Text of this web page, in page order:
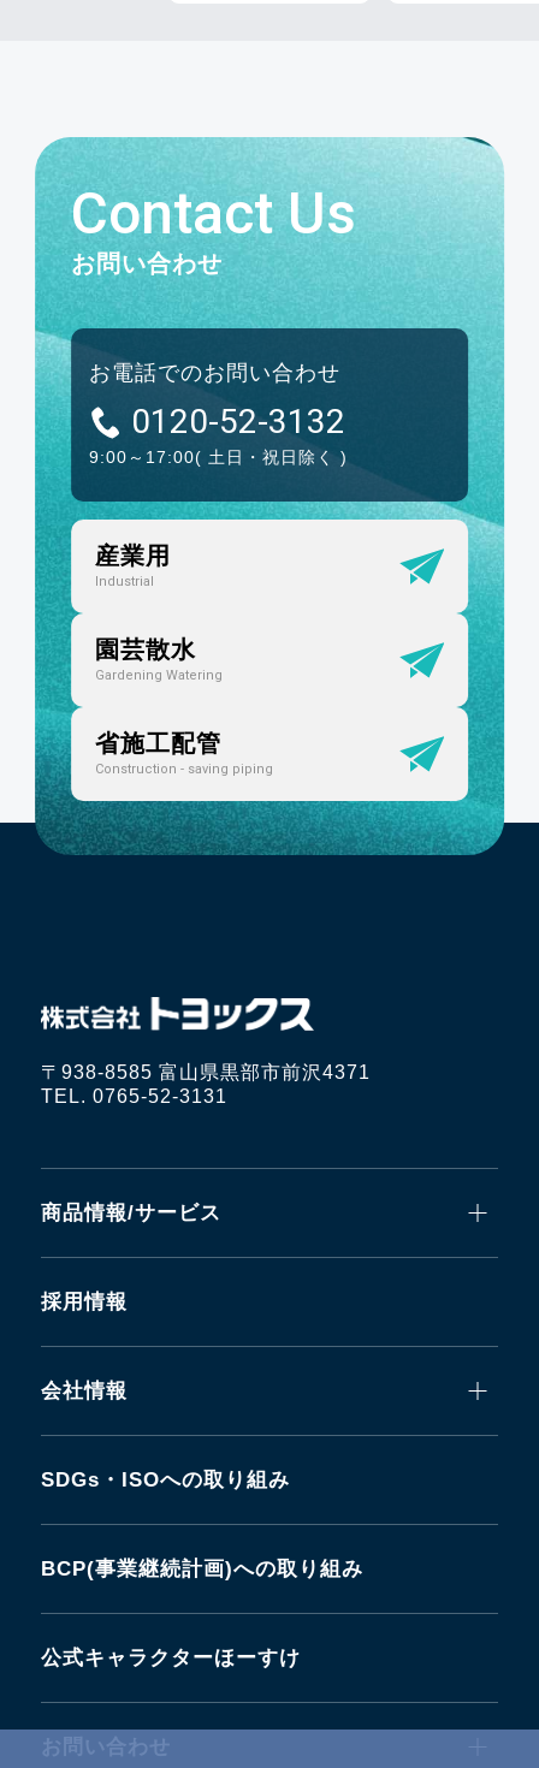
Contact Us
お問い合わせ
お電話でのお問い合わせ
0120-52-3132
9:00～17:00( 土日・祝日除く )
産業用
Industrial
園芸散水
Gardening Watering
省施工配管
Construction - saving piping
〒938-8585 富山県黒部市前沢4371
TEL. 0765-52-3131
商品情報/サービス
採用情報
会社情報
SDGs・ISOへの取り組み
BCP(事業継続計画)への取り組み
公式キャラクターほーすけ
お問い合わせ